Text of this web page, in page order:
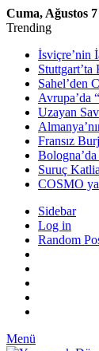
Cuma, Ağustos
Trending
İsviçre’nin
Stuttgart’ta
Sahel’den
Avrupa’da
Uzayan
Fransız
Suruç
COSMO
Sidebar
Log in
Random
Menü